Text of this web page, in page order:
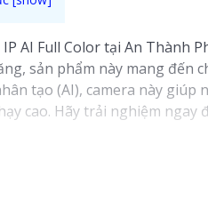
IP AI Full Color tại An Thành
sản phẩm này mang đến
tạo (AI), camera này giúp
cao. Hãy trải nghiệm